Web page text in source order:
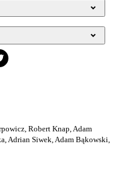
Robert Knap, Adam
Adrian Siwek, Adam Bąkowski,